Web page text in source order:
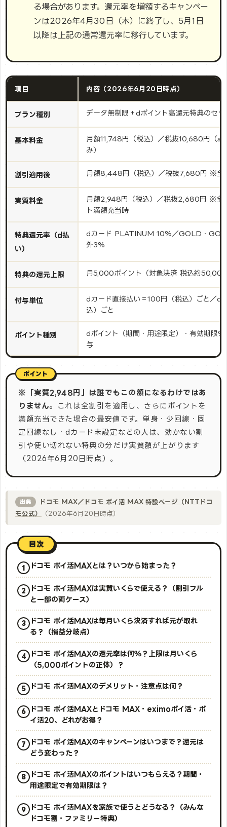
る場合があります。還元率を増額するキャンペー
ンは2026年4月30日（木）に終了し、5月1日
以降は上記の通常還元率に移行しています。
項目 内容（2026年6月20日時点）
プラン種別 データ無制限＋dポイント高還元特典のセッ
基本料金
月額11,748円（税込）／税抜10,680円（
み）
割引適用後 月額8,448円（税込）／税抜7,680円 ※全
実質料金
月額2,948円（税込）／税抜2,680円 ※全
ト満額充当時
特典還元率（d払
い）
dカード PLATINUM 10%／GOLD・
外3%
特典の還元上限 月5,000ポイント（対象決済 税込約
付与単位
dカード直接払い＝100円（税込）ごと／d
込）ごと
ポイント種別
dポイント（期間・用途限定）・有効期限
与
※「実質2,948円」は誰でもこの額になるわけではあ
りません。
これは全割引を適用し、さらにポイントを
満額充当できた場合の最安値です。単身・少回線・固
定回線なし・dカード未設定などの人は、効かない割
引や使い切れない特典の分だけ実質額が上がります
（2026年6月20日時点）。
出典
ドコモ MAX／ドコモ ポイ活 MAX 特設ページ（NTTドコ
モ公式）
（2026年6月20日時点）
目次
ドコモ ポイ活MAXとは？いつから始まった？
ドコモ ポイ活MAXは実質いくらで使える？（割引フル
と一部の両ケース）
ドコモ ポイ活MAXは毎月いくら決済すれば元が取れ
る？（損益分岐点）
ドコモ ポイ活MAXの還元率は何％？上限は月いくら
（5,000ポイントの正体）？
ドコモ ポイ活MAXのデメリット・注意点は何？
ドコモ ポイ活MAXとドコモ MAX・eximoポイ活・ポ
イ活20、どれがお得？
ドコモ ポイ活MAXのキャンペーンはいつまで？還元は
どう変わった？
ドコモ ポイ活MAXのポイントはいつもらえる？期間・
用途限定で有効期限は？
ドコモ ポイ活MAXを家族で使うとどうなる？（みんな
ドコモ割・ファミリー特典）